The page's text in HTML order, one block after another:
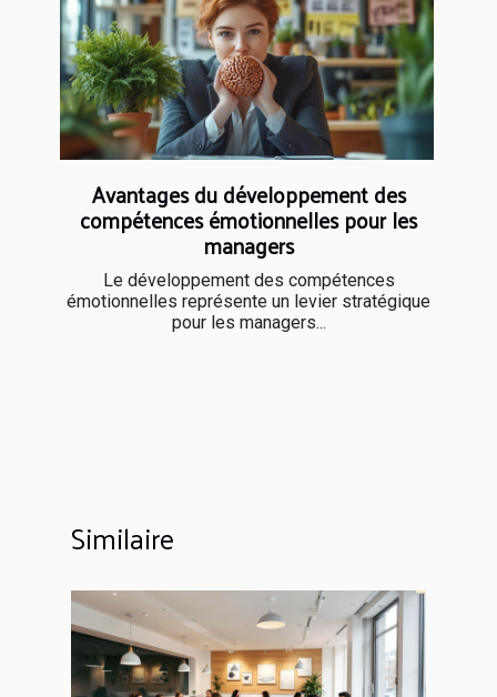
Avantages du développement des
compétences émotionnelles pour les
managers
Le développement des compétences
émotionnelles représente un levier stratégique
pour les managers...
Similaire